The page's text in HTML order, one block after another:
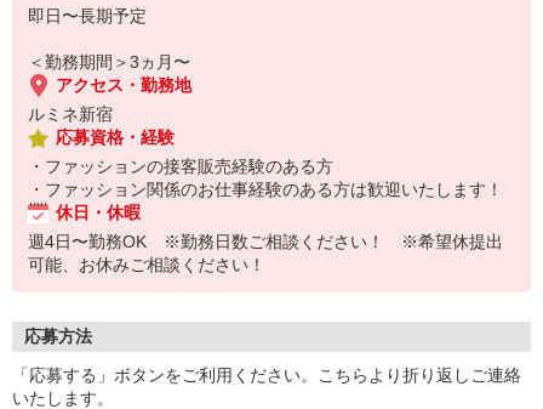
【出勤時の服装】
※店内用サンプルがある場合はお貸出しいただけることもございま
少人数な職場
即日〜長期予定
＜勤務期間＞3ヵ月〜
アクセス・勤務地
ルミネ新宿
応募資格・経験
・ファッションの接客販売経験のある方
・ファッション関係のお仕事経験のある方は歓迎いたします！
休日・休暇
週4日〜勤務OK ※勤務日数ご相談ください！ ※希望休提出
可能、お休みご相談ください！
応募方法
「応募する」ボタンをご利用ください。こちらより折り返しご連絡
いたします。